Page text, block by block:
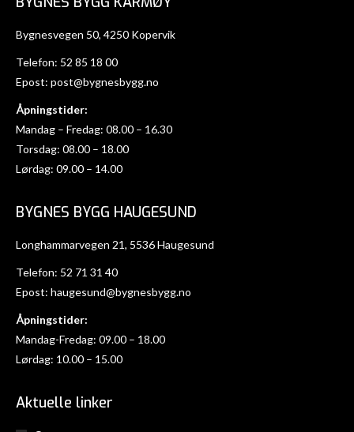
Bygnesvegen 50, 4250 Kopervik
Telefon: 52 85 18 00
Epost: post@bygnesbygg.no
Åpningstider:
Mandag – Fredag: 08.00 – 16.30
Torsdag: 08.00 – 18.00
Lørdag: 09.00 – 14.00
BYGNES BYGG HAUGESUND
Longhammarvegen 21, 5536 Haugesund
Telefon: 52 71 31 40
Epost: haugesund@bygnesbygg.no
Åpningstider:
Mandag-Fredag: 09.00 – 18.00
Lørdag: 10.00 – 15.00
Aktuelle linker